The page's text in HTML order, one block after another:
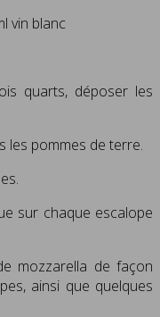
quarts, déposer les
les pommes de terre.
sur chaque escalope
mozzarella de façon
ainsi que quelques